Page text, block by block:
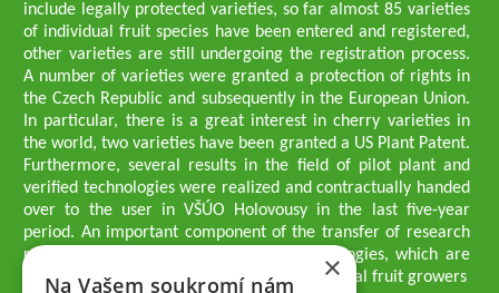
include legally protected varieties, so far almost 85 varieties
of individual fruit species have been entered and registered,
other varieties are still undergoing the registration process.
A number of varieties were granted a protection of rights in
the Czech Republic and subsequently in the European Union.
In particular, there is a great interest in cherry varieties in
the world, two varieties have been granted a US Plant Patent.
Furthermore, several results in the field of pilot plant and
verified technologies were realized and contractually handed
over to the user in VŠÚO Holovousy in the last five-year
period. An important component of the transfer of research
results into practice are growing methodologies, which are
passed on to users - professionals - professional fruit growers
×
Na Vašem soukromí nám